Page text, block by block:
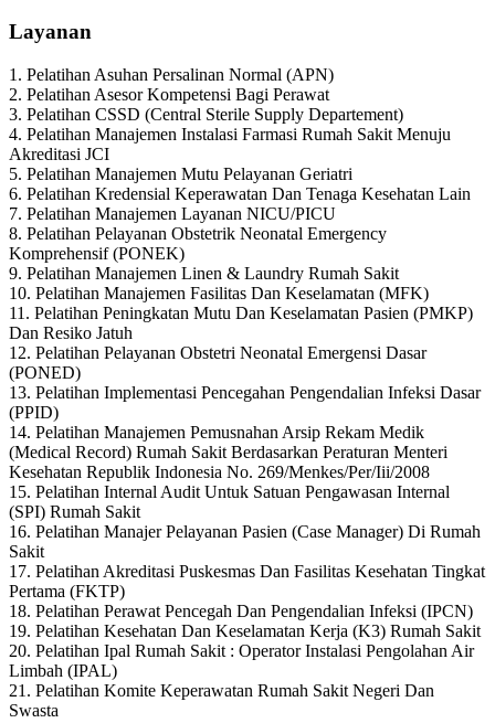
Layanan
1. Pelatihan Asuhan Persalinan Normal (APN)
2. Pelatihan Asesor Kompetensi Bagi Perawat
3. Pelatihan CSSD (Central Sterile Supply Departement)
4. Pelatihan Manajemen Instalasi Farmasi Rumah Sakit Menuju
Akreditasi JCI
5. Pelatihan Manajemen Mutu Pelayanan Geriatri
6. Pelatihan Kredensial Keperawatan Dan Tenaga Kesehatan Lain
7. Pelatihan Manajemen Layanan NICU/PICU
8. Pelatihan Pelayanan Obstetrik Neonatal Emergency
Komprehensif (PONEK)
9. Pelatihan Manajemen Linen & Laundry Rumah Sakit
10. Pelatihan Manajemen Fasilitas Dan Keselamatan (MFK)
11. Pelatihan Peningkatan Mutu Dan Keselamatan Pasien (PMKP)
Dan Resiko Jatuh
12. Pelatihan Pelayanan Obstetri Neonatal Emergensi Dasar
(PONED)
13. Pelatihan Implementasi Pencegahan Pengendalian Infeksi Dasar
(PPID)
14. Pelatihan Manajemen Pemusnahan Arsip Rekam Medik
(Medical Record) Rumah Sakit Berdasarkan Peraturan Menteri
Kesehatan Republik Indonesia No. 269/Menkes/Per/Iii/2008
15. Pelatihan Internal Audit Untuk Satuan Pengawasan Internal
(SPI) Rumah Sakit
16. Pelatihan Manajer Pelayanan Pasien (Case Manager) Di Rumah
Sakit
17. Pelatihan Akreditasi Puskesmas Dan Fasilitas Kesehatan Tingkat
Pertama (FKTP)
18. Pelatihan Perawat Pencegah Dan Pengendalian Infeksi (IPCN)
19. Pelatihan Kesehatan Dan Keselamatan Kerja (K3) Rumah Sakit
20. Pelatihan Ipal Rumah Sakit : Operator Instalasi Pengolahan Air
Limbah (IPAL)
21. Pelatihan Komite Keperawatan Rumah Sakit Negeri Dan
Swasta